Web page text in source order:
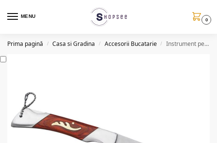
MENU
0
Prima pagină / Casa si Gradina / Accesorii Bucatarie / Instrument pentru taiat, 17.5 cm, otel 3CR13, pliabil, maner lemn